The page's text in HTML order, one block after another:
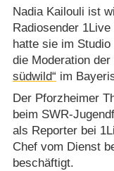
Nadia Kailouli ist
Radiosender
hatte sie im
die Moderation
südwild“ im
Der Pforzheimer
beim SWR-
als Reporter bei
Chef vom Dienst
beschäftigt.